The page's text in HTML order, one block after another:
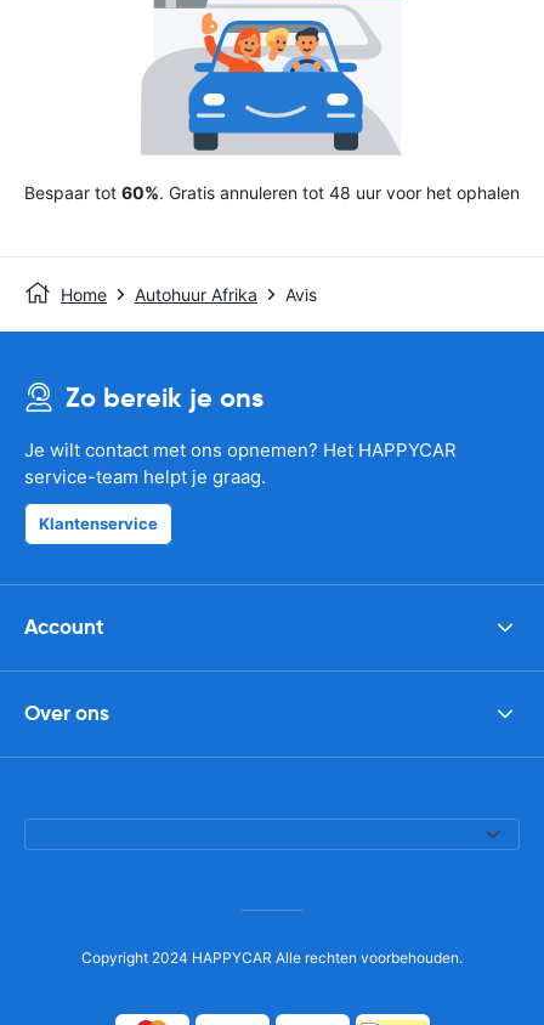
Bespaar tot 60%. Gratis annuleren tot 48 uur voor het ophalen
Home Autohuur Afrika Avis
Zo bereik je ons
Je wilt contact met ons opnemen? Het HAPPYCAR
service-team helpt je graag.
Klantenservice
Account
Over ons
Copyright 2024 HAPPYCAR Alle rechten voorbehouden.